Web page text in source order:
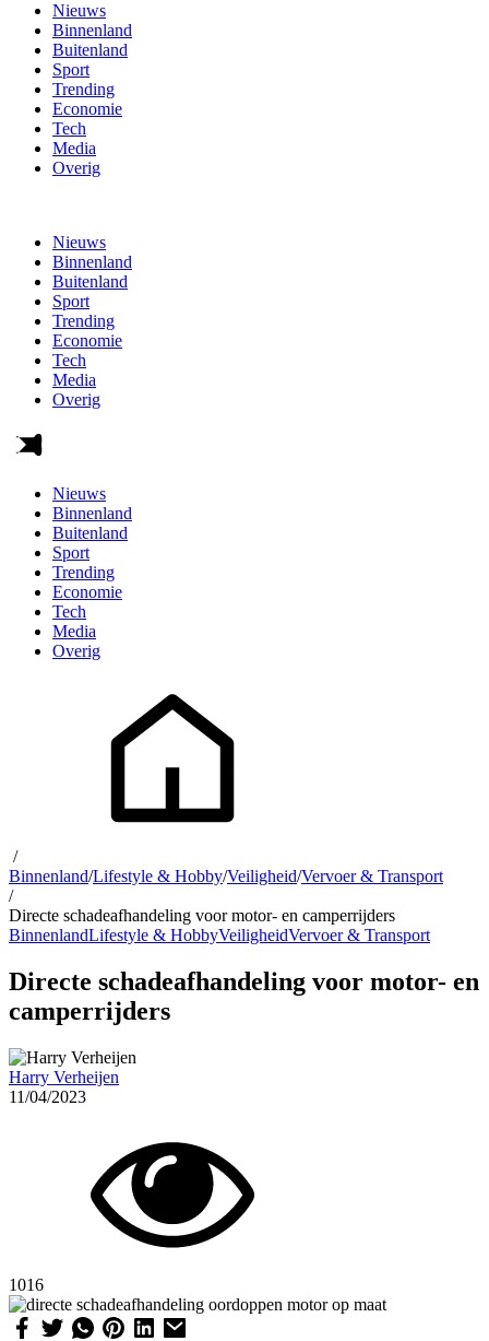
Nieuws
Binnenland
Buitenland
Sport
Trending
Economie
Tech
Media
Overig
Nieuws
Binnenland
Buitenland
Sport
Trending
Economie
Tech
Media
Overig
Nieuws
Binnenland
Buitenland
Sport
Trending
Economie
Tech
Media
Overig
/
Binnenland/Lifestyle & Hobby/Veiligheid/Vervoer & Transport
/
Directe schadeafhandeling voor motor- en camperrijders
BinnenlandLifestyle & HobbyVeiligheidVervoer & Transport
Directe schadeafhandeling voor motor- en
camperrijders
Harry Verheijen
11/04/2023
1016